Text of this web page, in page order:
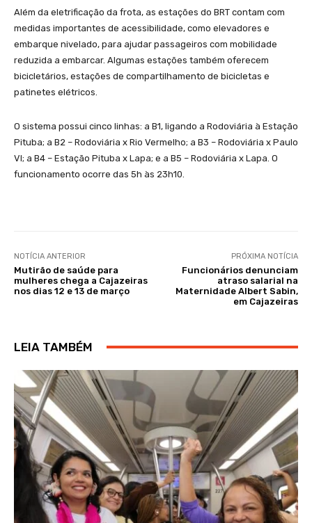
Além da eletrificação da frota, as estações do BRT contam com
medidas importantes de acessibilidade, como elevadores e
embarque nivelado, para ajudar passageiros com mobilidade
reduzida a embarcar. Algumas estações também oferecem
bicicletários, estações de compartilhamento de bicicletas e
patinetes elétricos.
O sistema possui cinco linhas: a B1, ligando a Rodoviária à Estação
Pituba; a B2 – Rodoviária x Rio Vermelho; a B3 – Rodoviária x Paulo
VI; a B4 – Estação Pituba x Lapa; e a B5 – Rodoviária x Lapa. O
funcionamento ocorre das 5h às 23h10.
NOTÍCIA ANTERIOR
Mutirão de saúde para
mulheres chega a Cajazeiras
nos dias 12 e 13 de março
PRÓXIMA NOTÍCIA
Funcionários denunciam
atraso salarial na
Maternidade Albert Sabin,
em Cajazeiras
LEIA TAMBÉM